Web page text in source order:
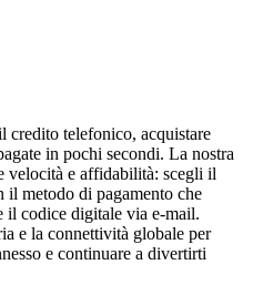
credito telefonico, acquistare
in pochi secondi. La nostra
velocità e affidabilità: scegli il
il metodo di pagamento che
il codice digitale via e-mail.
e la connettività globale per
e continuare a divertirti